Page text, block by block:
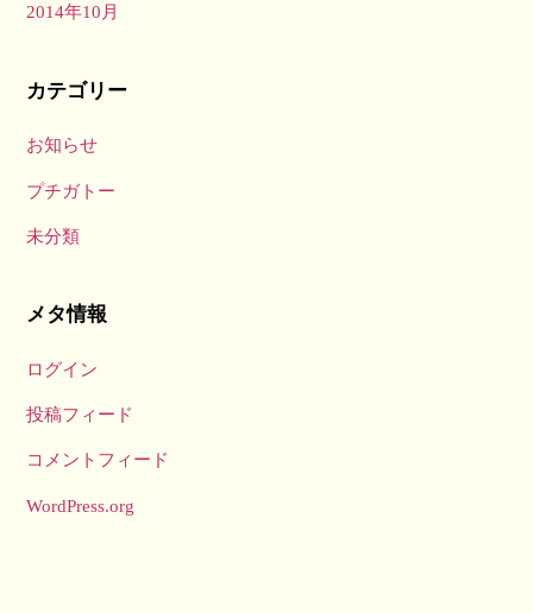
2014年10月
カテゴリー
お知らせ
プチガトー
未分類
メタ情報
ログイン
投稿フィード
コメントフィード
WordPress.org